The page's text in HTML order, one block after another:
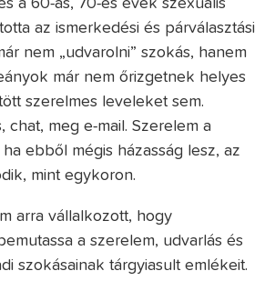
a 60-as, 70-es évek szexuális
az ismerkedési és párválasztási
nem „udvarolni” szokás, hanem
már nem őrizgetnek helyes
szerelmes leveleket sem.
chat, meg e-mail. Szerelem a
ebből mégis házasság lesz, az
mint egykoron.
arra vállalkozott, hogy
a szerelem, udvarlás és
szokásainak tárgyiasult emlékeit.